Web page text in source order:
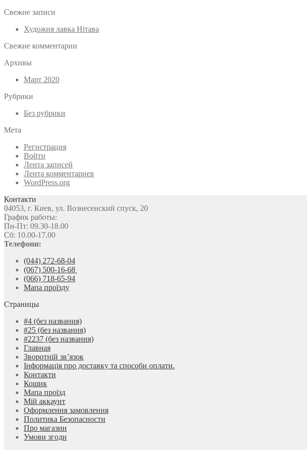
Свежие записи
Художня лавка Нітава
Свежие комментарии
Архивы
Март 2020
Рубрики
Без рубрики
Мета
Регистрация
Войти
Лента записей
Лента комментариев
WordPress.org
Контакти
04053, г. Киев, ул. Вознесенский спуск, 20
График работы:
Пн-Пт: 09.30-18.00
Сб: 10.00-17.00
Телефони:
(044) 272-68-04
(067) 500-16-68
(066) 718-65-94
Мапа проїзду
Страницы
#4 (без названия)
#25 (без названия)
#2237 (без названия)
Главная
Зворотній зв’язок
Інформація про доставку та способи оплати.
Контакти
Кошик
Мапа проїзд
Мій аккаунт
Оформлення замовлення
Политика Безопасности
Про магазин
Умови згоди